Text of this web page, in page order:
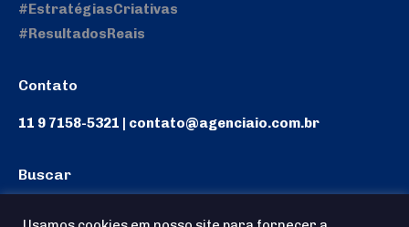
#EstratégiasCriativas
#ResultadosReais
Contato
11 9 7158-5321 | contato@agenciaio.com.br
Buscar